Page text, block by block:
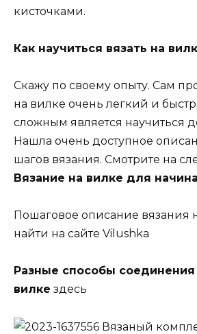
кисточками.
Как научиться вязать на
Скажу по своему опыту. Сам
на вилке очень легкий и
сложным является научиться
Нашла очень доступное
шагов вязания. Смотрите на
Вязание на вилке для
Пошаговое описание вязания
найти на сайте Vilushka
Разные способы
вилке здесь
Вязаный